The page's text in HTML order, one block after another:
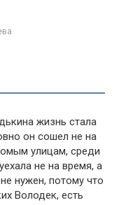
жизнь стала
он сошел не на
улицам, среди
не на время, а
нужен, потому что
Володек, есть